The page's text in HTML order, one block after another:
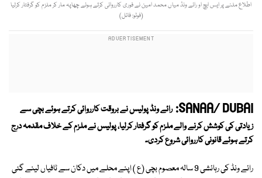
اطلاع ملنے پر ایس ایچ او رائے ونڈ میاں محمد امین نے فوری کارروائی کرتے ہوئے چھاپہ مار کر ملزم کو گرفتار کرلیا
(فوٹو: فائل)
SANAA/ DUBAI: رائے ونڈ پولیس نے بروقت کارروائی کرتے ہوئے بچی سے
زیادتی کی کوشش کرنے والے ملزم کو گرفتار کرلیا، پولیس نے ملزم کے خلاف مقدمہ درج
کرتے ہوئے قانونی کارروائی شروع کردی۔
رائے ونڈ کی رہائشی 9 سالہ معصوم بچی (ع ) اپنے محلے میں دکان سے ٹافیاں لینے گئی